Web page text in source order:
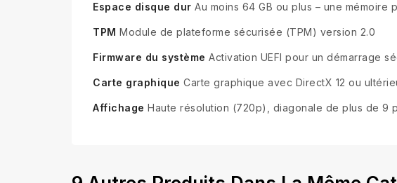
Espace disque dur Au moins 64 GB ou plus – une
TPM Module de plateforme sécurisée (TPM) version 2.0
Firmware du système Activation UEFI pour un démarrage
Carte graphique Carte graphique avec DirectX 12 ou
Affichage Haute résolution (720p), diagonale de plus de 9